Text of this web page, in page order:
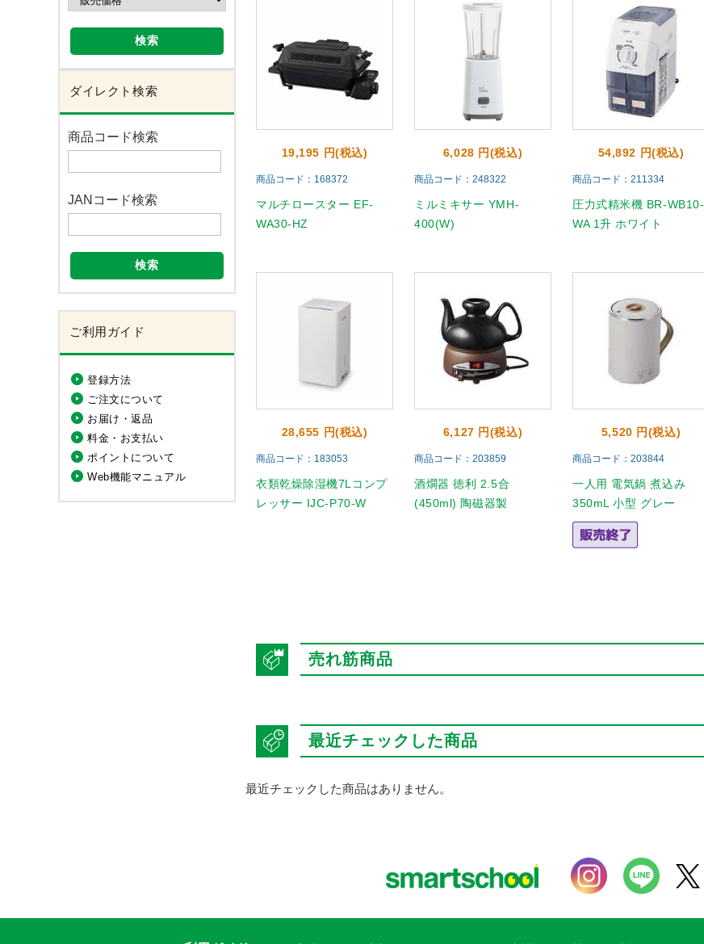
検索
ダイレクト検索
商品コード検索
JANコード検索
検索
ご利用ガイド
登録方法
ご注文について
お届け・返品
料金・お支払い
ポイントについて
Web機能マニュアル
19,195 円(税込)
商品コード：168372
マルチロースター EF-
WA30-HZ
6,028 円(税込)
商品コード：248322
ミルミキサー YMH-
400(W)
54,892 円(税込)
商品コード：211334
圧力式精米機 BR-WB10-
WA 1升 ホワイト
28,655 円(税込)
商品コード：183053
衣類乾燥除湿機7Lコンプ
レッサー IJC-P70-W
6,127 円(税込)
商品コード：203859
酒燗器 徳利 2.5合
(450ml) 陶磁器製
5,520 円(税込)
商品コード：203844
一人用 電気鍋 煮込み
350mL 小型 グレー
売れ筋商品
最近チェックした商品
最近チェックした商品はありません。